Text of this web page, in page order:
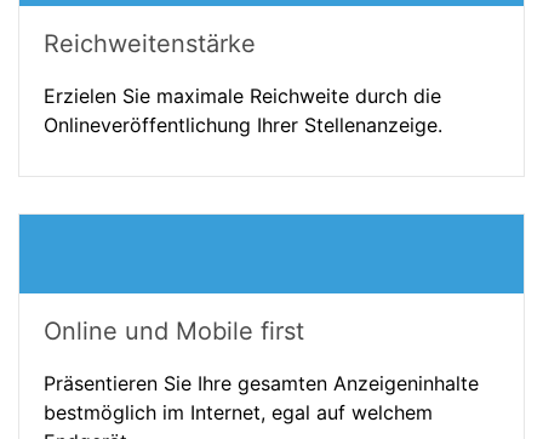
Reichweitenstärke
Erzielen Sie maximale Reichweite durch die
Onlineveröffentlichung Ihrer Stellenanzeige.
Online und Mobile first
Präsentieren Sie Ihre gesamten Anzeigeninhalte
bestmöglich im Internet, egal auf welchem